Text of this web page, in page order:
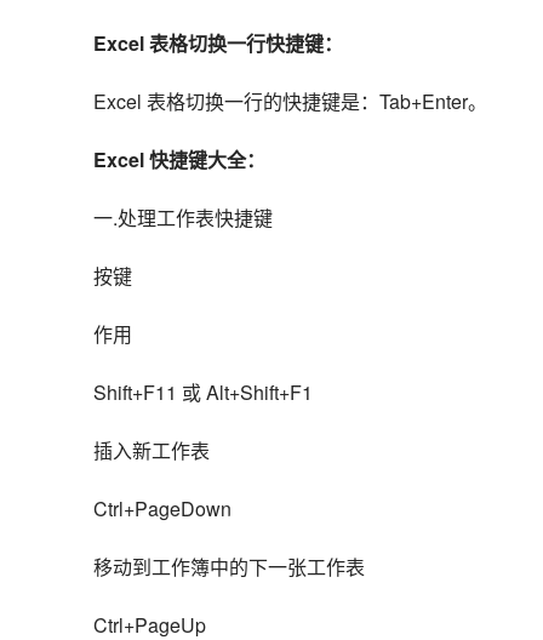
Excel 表格切换一行快捷键：
Excel 表格切换一行的快捷键是：Tab+Enter。
Excel 快捷键大全：
一.处理工作表快捷键
按键
作用
Shift+F11 或 Alt+Shift+F1
插入新工作表
Ctrl+PageDown
移动到工作簿中的下一张工作表
Ctrl+PageUp